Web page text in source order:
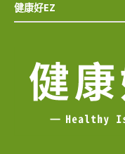
健康好EZ